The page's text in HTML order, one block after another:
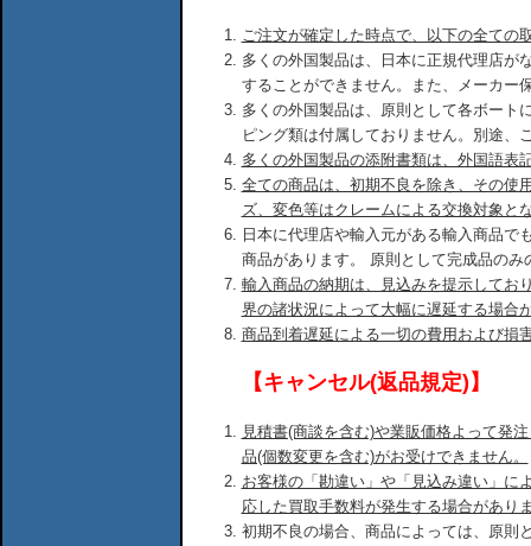
ご注文が確定した時点で、以下の全ての
多くの外国製品は、日本に正規代理店が
することができません。また、メーカー
多くの外国製品は、原則として各ボート
ピング類は付属しておりません。別途、
多くの外国製品の添附書類は、外国語表
全ての商品は、初期不良を除き、その使
ズ、変色等はクレームによる交換対象と
日本に代理店や輸入元がある輸入商品で
商品があります。 原則として完成品のみ
輸入商品の納期は、見込みを提示してお
界の諸状況によって大幅に遅延する場合
商品到着遅延による一切の費用および損
【キャンセル(返品規定)】
見積書(商談を含む)や業販価格よって発
品(個数変更を含む)がお受けできません。
お客様の「勘違い」や「見込み違い」に
応した買取手数料が発生する場合があり
初期不良の場合、商品によっては、原則